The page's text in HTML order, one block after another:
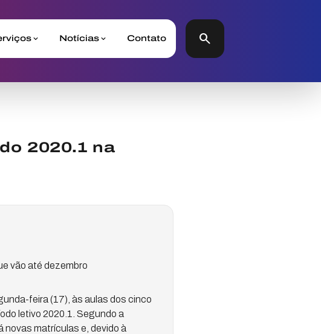
Notícias Contato search
2020.1 na
vão até dezembro
feira (17), às aulas dos cinco
letivo 2020.1. Segundo a
novas matrículas e, devido à